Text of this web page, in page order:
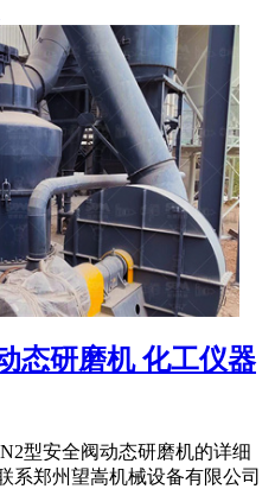
态研磨机 化工仪器
型安全阀动态研磨机的详细
系郑州望嵩机械设备有限公司